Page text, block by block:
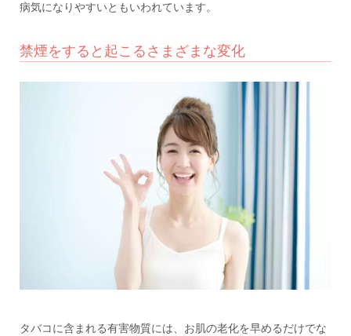
病気になりやすいともいわれています。
禁煙をすると起こるさまざまな変化
タバコに含まれる有害物質には、お肌の老化を早めるだけでな